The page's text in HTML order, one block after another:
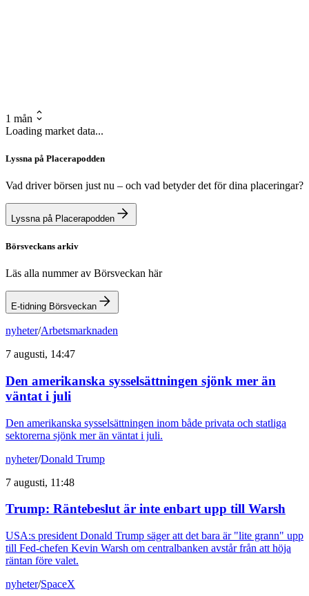
1 mån
Loading market data...
Lyssna på Placerapodden
Vad driver börsen just nu – och vad betyder det för dina placeringar?
Lyssna på Placerapodden
Börsveckans arkiv
Läs alla nummer av Börsveckan här
E-tidning Börsveckan
nyheter/Arbetsmarknaden
7 augusti, 14:47
Den amerikanska sysselsättningen sjönk mer än
väntat i juli
Den amerikanska sysselsättningen inom både privata och statliga
sektorerna sjönk mer än väntat i juli.
nyheter/Donald Trump
7 augusti, 11:48
Trump: Räntebeslut är inte enbart upp till Warsh
USA:s president Donald Trump säger att det bara är "lite grann" upp
till Fed-chefen Kevin Warsh om centralbanken avstår från att höja
räntan före valet.
nyheter/SpaceX